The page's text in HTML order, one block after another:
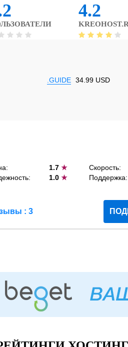
4.2
.GUIDE 34.99 USD
1.7★ Скорость:
1.0★ Поддержка:
: 3